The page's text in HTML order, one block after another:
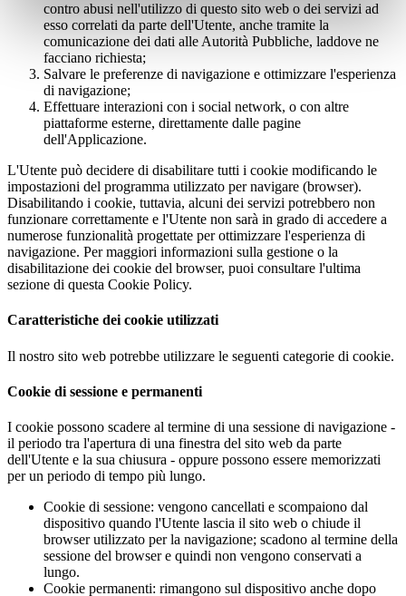
contro abusi nell'utilizzo di questo sito web o dei servizi ad
esso correlati da parte dell'Utente, anche tramite la
comunicazione dei dati alle Autorità Pubbliche, laddove ne
facciano richiesta;
Salvare le preferenze di navigazione e ottimizzare l'esperienza
di navigazione;
Effettuare interazioni con i social network, o con altre
piattaforme esterne, direttamente dalle pagine
dell'Applicazione.
L'Utente può decidere di disabilitare tutti i cookie modificando le
impostazioni del programma utilizzato per navigare (browser).
Disabilitando i cookie, tuttavia, alcuni dei servizi potrebbero non
funzionare correttamente e l'Utente non sarà in grado di accedere a
numerose funzionalità progettate per ottimizzare l'esperienza di
navigazione. Per maggiori informazioni sulla gestione o la
disabilitazione dei cookie del browser, puoi consultare l'ultima
sezione di questa Cookie Policy.
Caratteristiche dei cookie utilizzati
Il nostro sito web potrebbe utilizzare le seguenti categorie di cookie.
Cookie di sessione e permanenti
I cookie possono scadere al termine di una sessione di navigazione -
il periodo tra l'apertura di una finestra del sito web da parte
dell'Utente e la sua chiusura - oppure possono essere memorizzati
per un periodo di tempo più lungo.
Cookie di sessione: vengono cancellati e scompaiono dal
dispositivo quando l'Utente lascia il sito web o chiude il
browser utilizzato per la navigazione; scadono al termine della
sessione del browser e quindi non vengono conservati a
lungo.
Cookie permanenti: rimangono sul dispositivo anche dopo